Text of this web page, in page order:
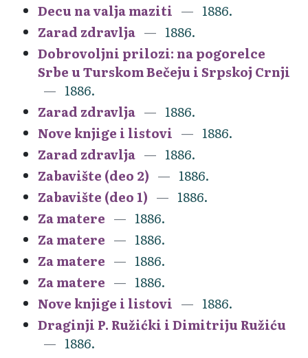
Decu na valja maziti
1886.
Zarad zdravlja
1886.
Dobrovoljni prilozi: na pogorelce
Srbe u Turskom Bečeju i Srpskoj Crnji
1886.
Zarad zdravlja
1886.
Nove knjige i listovi
1886.
Zarad zdravlja
1886.
Zabavište (deo 2)
1886.
Zabavište (deo 1)
1886.
Za matere
1886.
Za matere
1886.
Za matere
1886.
Za matere
1886.
Nove knjige i listovi
1886.
Draginji P. Ružićki i Dimitriju Ružiću
1886.